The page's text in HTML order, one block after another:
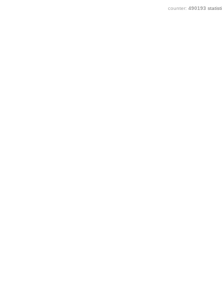
counter: 490193